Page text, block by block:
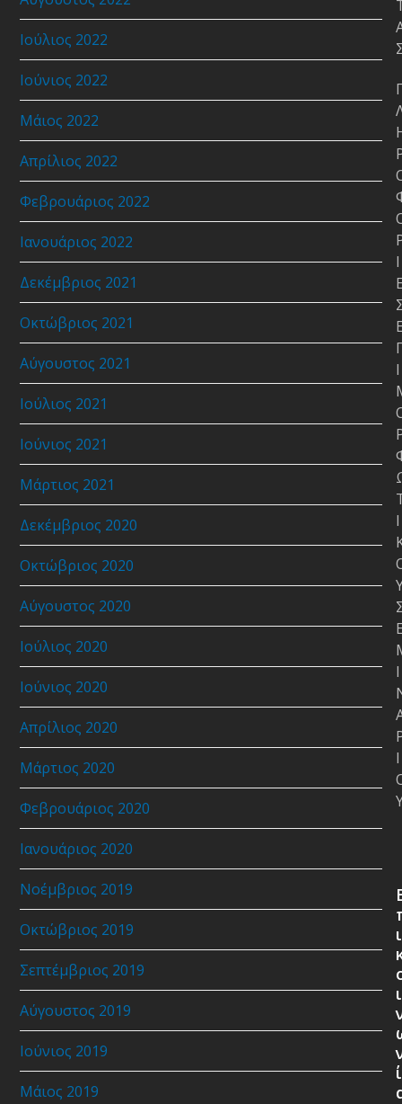
Ιούλιος 2022
Ιούνιος 2022
Μάιος 2022
Απρίλιος 2022
Φεβρουάριος 2022
Ιανουάριος 2022
Δεκέμβριος 2021
Οκτώβριος 2021
Αύγουστος 2021
Ιούλιος 2021
Ιούνιος 2021
Μάρτιος 2021
Δεκέμβριος 2020
Οκτώβριος 2020
Αύγουστος 2020
Ιούλιος 2020
Ιούνιος 2020
Απρίλιος 2020
Μάρτιος 2020
Φεβρουάριος 2020
Ιανουάριος 2020
Νοέμβριος 2019
Οκτώβριος 2019
Σεπτέμβριος 2019
Αύγουστος 2019
Ιούνιος 2019
Μάιος 2019
Ι
Ι
Ι
Ι
Ι
ι
ι
ί